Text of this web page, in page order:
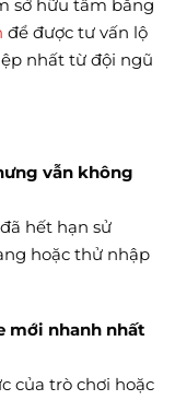
sở hữu tấm bằng
để được tư vấn lộ
nhất từ đội ngũ
vẫn không
hết hạn sử
hoặc thử nhập
mới nhanh nhất
của trò chơi hoặc